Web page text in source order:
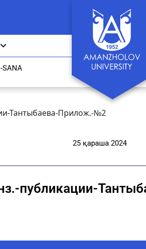
SANA
Тантыбаева-Прилож.-№2
25 қараша 2024
публикации-